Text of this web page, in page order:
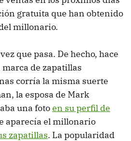
gratuita que han obtenido
millonario.
que pasa. De hecho, hace
de zapatillas
corría la misma suerte
la esposa de Mark
una fotoen su perfil de
aparecía el millonario
zapatillas. La popularidad